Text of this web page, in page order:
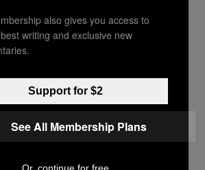
gibt sich in seinen Reden
ernennt Olli Schulz zu seinem
Im Bundestag trägt er
mit verstellter
Pseudonym
vor. Er steht allerdings
weil er sich auf
ein Polizeigesetz einsetzt,
also gives you access to
writing and exclusive new
Support for $2
See All Membership Plans
Or, continue for free